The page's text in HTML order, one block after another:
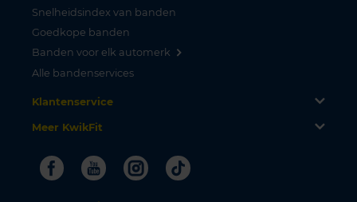
Snelheidsindex van banden
Goedkope banden
Banden voor elk automerk
Alle bandenservices
Klantenservice
Meer KwikFit
FacebookYoutubeInstagram
Tiktok